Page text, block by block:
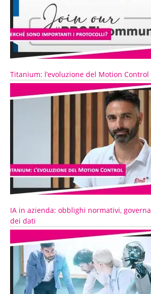
Titanium: l’evoluzione del Motion Control
IA in azienda: obblighi normativi,
dei dati